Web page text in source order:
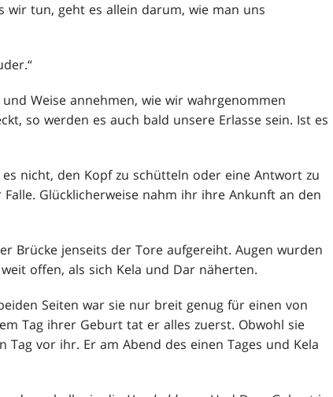
wir tun, geht es allein darum, wie man uns
Weise annehmen, wie wir wahrgenommen
so werden es auch bald unsere Erlasse sein. Ist es
nicht, den Kopf zu schütteln oder eine Antwort zu
Glücklicherweise nahm ihr ihre Ankunft an den
Brücke jenseits der Tore aufgereiht. Augen wurden
offen, als sich Kela und Dar näherten.
Seiten war sie nur breit genug für einen von
Tag ihrer Geburt tat er alles zuerst. Obwohl sie
vor ihr. Er am Abend des einen Tages und Kela